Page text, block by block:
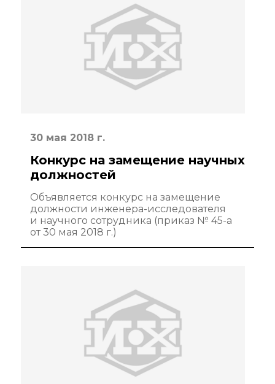
30 мая 2018 г.
Конкурс на замещение научных
должностей
Объявляется конкурс на замещение
должности инженера-исследователя
и научного сотрудника (приказ № 45-а
от 30 мая 2018 г.)